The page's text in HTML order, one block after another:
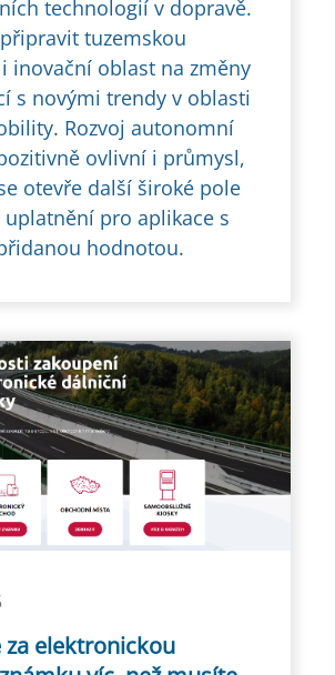
technologií v dopravě.
tuzemskou
inovační oblast na změny
s novými trendy v oblasti
Rozvoj autonomní
ovlivní i průmysl,
otevře další široké pole
pro aplikace s
hodnotou.
za elektronickou